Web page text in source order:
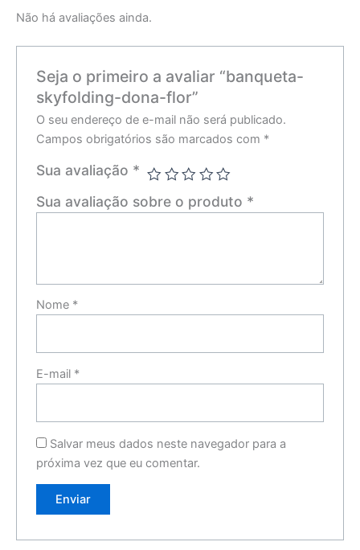
Não há avaliações ainda.
Seja o primeiro a avaliar “banqueta-
skyfolding-dona-flor”
O seu endereço de e-mail não será publicado.
Campos obrigatórios são marcados com *
Sua avaliação *
Sua avaliação sobre o produto *
Nome *
E-mail *
Salvar meus dados neste navegador para a
próxima vez que eu comentar.